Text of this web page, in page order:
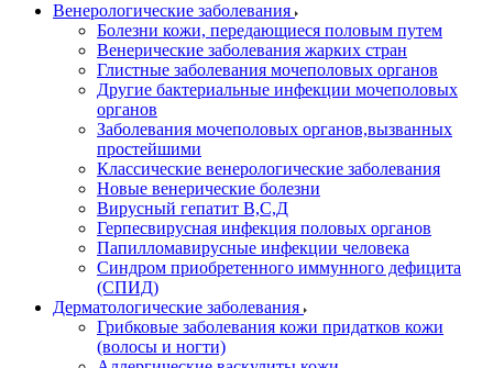
Венерологические заболевания
Болезни кожи, передающиеся половым путем
Венерические заболевания жарких стран
Глистные заболевания мочеполовых органов
Другие бактериальные инфекции мочеполовых
органов
Заболевания мочеполовых органов,вызванных
простейшими
Классические венерологические заболевания
Новые венерические болезни
Вирусный гепатит В,С,Д
Герпесвирусная инфекция половых органов
Папилломавирусные инфекции человека
Синдром приобретенного иммунного дефицита
(СПИД)
Дерматологические заболевания
Грибковые заболевания кожи придатков кожи
(волосы и ногти)